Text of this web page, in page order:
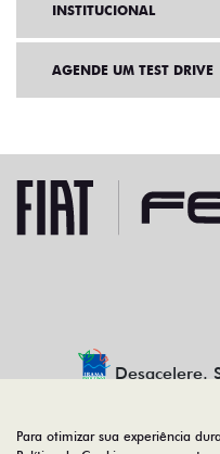
INSTITUCIONAL
AGENDE UM TEST DRIVE
Desacelere.
Para otimizar sua experiência